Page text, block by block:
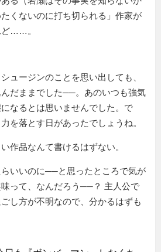
くないのに打ち切られる」作家が
ど……。
ュージンのことを思い出しても、
だままでした──。あのいつも強気
なるとは思いませんでした。で
を落とす日があったでしょうね。
作品なんて書けるはずない。
いいのに──と思ったところで気が
って、なんだろう──？ 主人公で
し方が不明なので、分かるはずも